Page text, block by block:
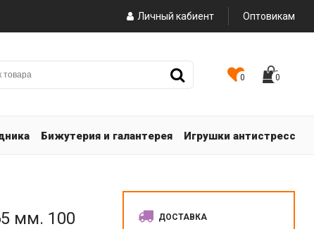
Личный кабиент Оптовикам
0 0
Бижутерия и галантерея Игрушки антистресс
мм. 100
ДОСТАВКА